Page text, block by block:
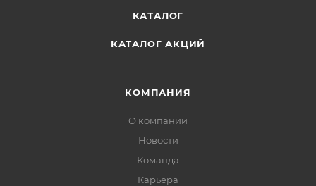
Купить ее в Астане онлайн можно в нашем магазине
КАТАЛОГ
КАТАЛОГ АКЦИЙ
КОМПАНИЯ
О компании
Новости
Команда
Карьера